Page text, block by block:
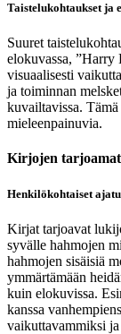
Taistelukohtaukset ja
Suuret
elokuvassa, ”Harry
visuaalisesti
ja toiminnan
kuvailtavissa.
mieleenpainuvia.
Kirjojen tarjoamat
Henkilökohtaiset
Kirjat tarjoavat
syvälle hahmojen
hahmojen sisäisiä
ymmärtämään
kuin elokuvissa.
kanssa
vaikuttavammiksi